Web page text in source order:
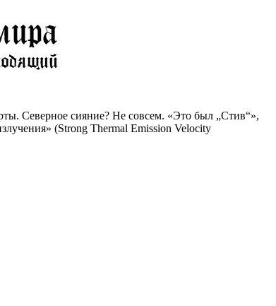
Северное сияние? Не совсем. «Это был „Стив“»,
(Strong Thermal Emission Velocity